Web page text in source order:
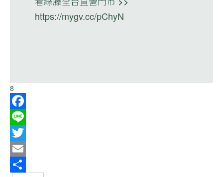
https://mygv.cc/pChyN
8
Facebook
Line
Twitter
Email